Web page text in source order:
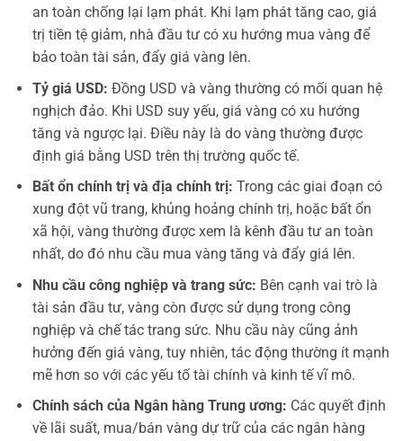
an toàn chống lại lạm phát. Khi lạm phát tăng cao, giá
trị tiền tệ giảm, nhà đầu tư có xu hướng mua vàng để
bảo toàn tài sản, đẩy giá vàng lên.
Tỷ giá USD: Đồng USD và vàng thường có mối quan hệ
nghịch đảo. Khi USD suy yếu, giá vàng có xu hướng
tăng và ngược lại. Điều này là do vàng thường được
định giá bằng USD trên thị trường quốc tế.
Bất ổn chính trị và địa chính trị: Trong các giai đoạn có
xung đột vũ trang, khủng hoảng chính trị, hoặc bất ổn
xã hội, vàng thường được xem là kênh đầu tư an toàn
nhất, do đó nhu cầu mua vàng tăng và đẩy giá lên.
Nhu cầu công nghiệp và trang sức: Bên cạnh vai trò là
tài sản đầu tư, vàng còn được sử dụng trong công
nghiệp và chế tác trang sức. Nhu cầu này cũng ảnh
hưởng đến giá vàng, tuy nhiên, tác động thường ít mạnh
mẽ hơn so với các yếu tố tài chính và kinh tế vĩ mô.
Chính sách của Ngân hàng Trung ương: Các quyết định
về lãi suất, mua/bán vàng dự trữ của các ngân hàng